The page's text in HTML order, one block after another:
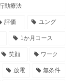
動療法
評価 ユング
1か月コース
笑顔 ワーク
放電 無条件